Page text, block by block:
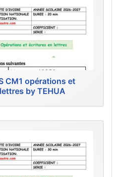
CM1 opérations et
by TEHUA